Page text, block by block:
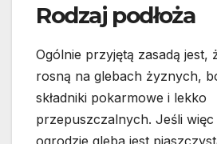
Rodzaj podłoża
Ogólnie przyjętą zasadą jest,
rosną na glebach żyznych,
składniki pokarmowe i lekko
przepuszczalnych. Jeśli
ogrodzie gleba jest